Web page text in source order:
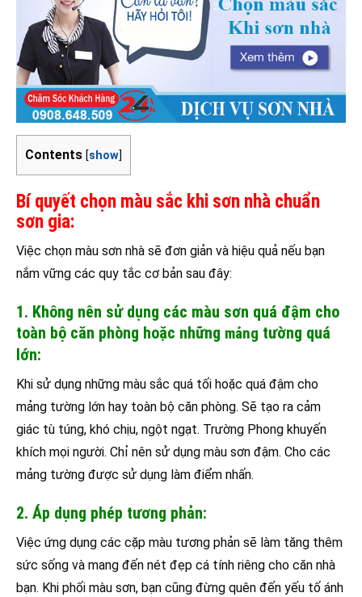
Contents [show]
Bí quyết chọn màu sắc khi sơn nhà chuẩn
sơn gia:
Việc chọn màu sơn nhà sẽ đơn giản và hiệu quả nếu bạn
nắm vững các quy tắc cơ bản sau đây:
1. Không nên sử dụng các màu sơn quá đậm cho
toàn bộ căn phòng hoặc những mảng tường quá
lớn:
Khi sử dụng những màu sắc quá tối hoặc quá đậm cho
mảng tường lớn hay toàn bộ căn phòng. Sẽ tạo ra cảm
giác tù túng, khó chịu, ngột ngạt. Trường Phong khuyến
khích mọi người. Chỉ nên sử dụng màu sơn đậm. Cho các
mảng tường được sử dụng làm điểm nhấn.
2. Áp dụng phép tương phản:
Việc ứng dụng các cặp màu tương phản sẽ làm tăng thêm
sức sống và mang đến nét đẹp cá tính riêng cho căn nhà
bạn. Khi phối màu sơn, bạn cũng đừng quên đến yếu tố ánh